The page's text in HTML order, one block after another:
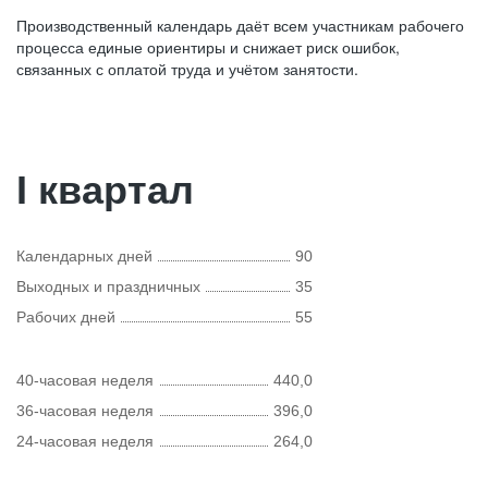
Производственный календарь даёт всем участникам рабочего
процесса единые ориентиры и снижает риск ошибок,
связанных с оплатой труда и учётом занятости.
I квартал
Календарных дней
90
Выходных и праздничных
35
Рабочих дней
55
40-часовая неделя
440,0
36-часовая неделя
396,0
24-часовая неделя
264,0